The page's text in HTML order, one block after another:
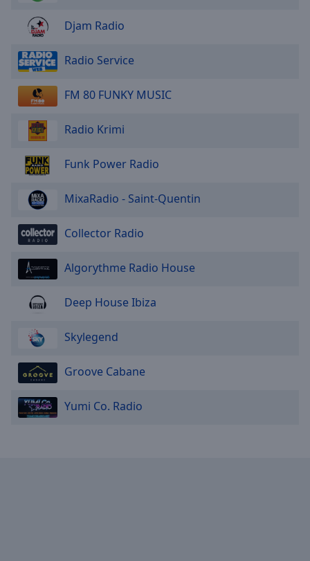
Djam Radio
Radio Service
FM 80 FUNKY MUSIC
Radio Krimi
Funk Power Radio
MixaRadio - Saint-Quentin
Collector Radio
Algorythme Radio House
Deep House Ibiza
Skylegend
Groove Cabane
Yumi Co. Radio